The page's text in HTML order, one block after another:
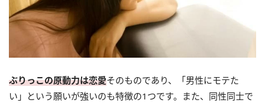
ぶりっこの原動力は恋愛そのものであり、「男性にモテた
い」という願いが強いのも特徴の1つです。また、同性同士で